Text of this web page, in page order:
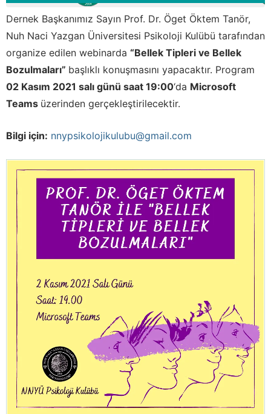
Dernek Başkanımız Sayın Prof. Dr. Öget Öktem Tanör,
Nuh Naci Yazgan Üniversitesi Psikoloji Kulübü tarafından
organize edilen webinarda “Bellek Tipleri ve Bellek
Bozulmaları” başlıklı konuşmasını yapacaktır. Program
02 Kasım 2021 salı günü saat 19:00‘da Microsoft
Teams üzerinden gerçekleştirilecektir.
Bilgi için: nnypsikolojikulubu@gmail.com